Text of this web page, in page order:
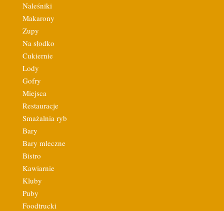
Naleśniki
Makarony
Zupy
Na słodko
Cukiernie
Lody
Gofry
Miejsca
Restauracje
Smażalnia ryb
Bary
Bary mleczne
Bistro
Kawiarnie
Kluby
Puby
Foodtrucki